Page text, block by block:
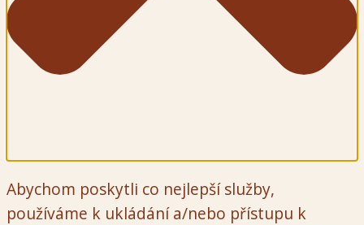
Abychom poskytli co nejlepší služby,
používáme k ukládání a/nebo přístupu k